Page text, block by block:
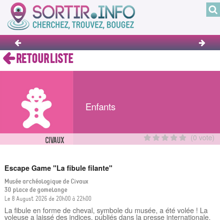
RETOUR LISTE
Enfants
CIVAUX (0 vote)
Escape Game "La fibule filante"
Musée archéologique de Civaux
30 place de gomelange
Le 8 August 2026 de 20h00 à 22h00
La fibule en forme de cheval, symbole du musée, a été volée ! La
voleuse a laissé des indices, publiés dans la presse internationale.